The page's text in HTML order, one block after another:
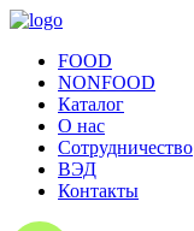
FOOD
NONFOOD
Каталог
О нас
Сотрудничество
ВЭД
Контакты